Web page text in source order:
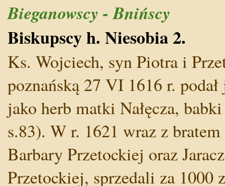
Bieganowscy - Bnińscy
Biskupscy h. Niesobia 2.
Ks. Wojciech, syn Piotra i
poznańską 27 VI 1616 r.
jako herb matki Nałęcza,
s.83). W r. 1621 wraz z
Barbary Przetockiej oraz
Przetockiej, sprzedali za 1000